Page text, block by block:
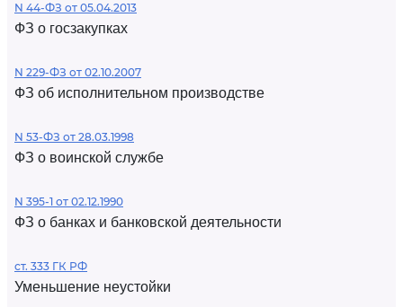
N 44-ФЗ от 05.04.2013
ФЗ о госзакупках
N 229-ФЗ от 02.10.2007
ФЗ об исполнительном производстве
N 53-ФЗ от 28.03.1998
ФЗ о воинской службе
N 395-1 от 02.12.1990
ФЗ о банках и банковской деятельности
ст. 333 ГК РФ
Уменьшение неустойки